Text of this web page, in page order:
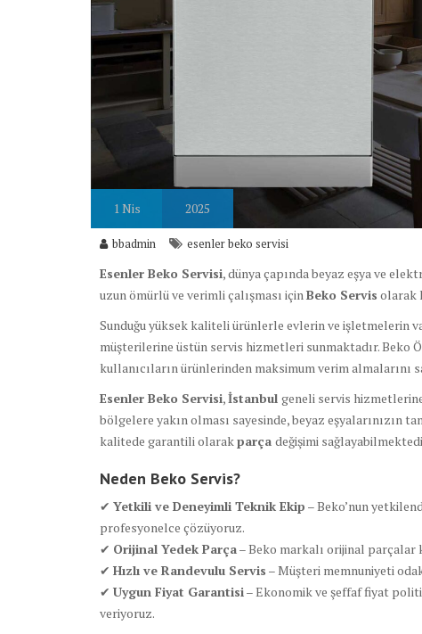
1Nis 2025
bbadmin esenler beko servisi
Esenler Beko Servisi, dünya çapında beyaz eşya ve
uzun ömürlü ve verimli çalışması içinBeko Servis olarak
Sunduğu yüksek kaliteli ürünlerle evlerin ve işletmelerin
müşterilerine üstün servis hizmetleri sunmaktadır. Beko
kullanıcıların ürünlerinden maksimum verim almalarını
Esenler Beko Servisi,İstanbul geneli servis
bölgelere yakın olması sayesinde, beyaz eşyalarınızın
kalitede garantili olarakparça değişimi
Neden Beko Servis?
✔ Yetkili ve Deneyimli Teknik Ekip – Beko’nun
profesyonelce çözüyoruz.
✔ Orijinal Yedek Parça– Beko markalı orijinal parçalar
✔ Hızlı ve Randevulu Servis – Müşteri memnuniyeti
✔ Uygun Fiyat Garantisi– Ekonomik ve şeffaf fiyat
veriyoruz.